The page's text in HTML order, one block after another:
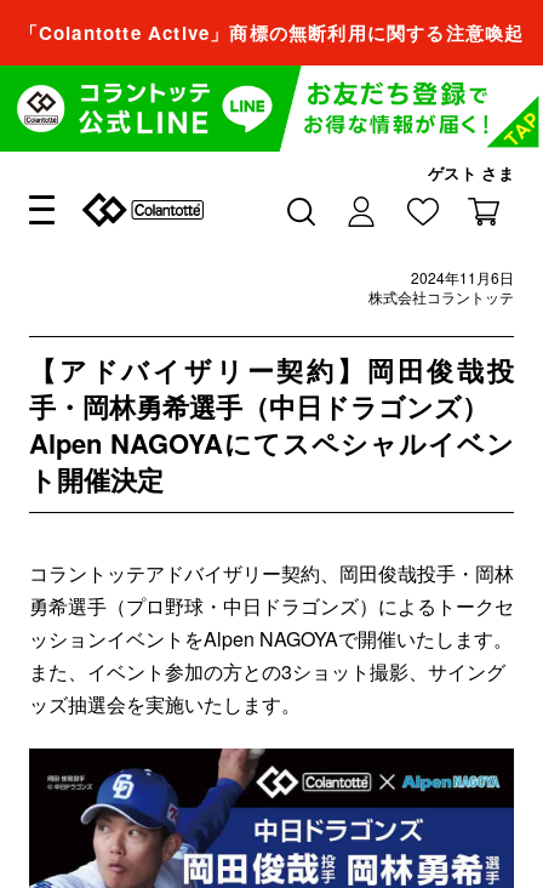
「Colantotte Active」商標の無断利用に関する注意喚起
ゲスト さま
会員登録／ログイン
会員登録すれば、
商品をお気に入り登録できるようになります。
会員登録／ログイン
2024年11月6日
株式会社コラントッテ
【アドバイザリー契約】岡田俊哉投
手・岡林勇希選手（中日ドラゴンズ）
Alpen NAGOYAにてスペシャルイベン
ト開催決定
コラントッテアドバイザリー契約、岡田俊哉投手・岡林
勇希選手（プロ野球・中日ドラゴンズ）によるトークセ
ッションイベントをAlpen NAGOYAで開催いたします。
また、イベント参加の方との3ショット撮影、サイング
ッズ抽選会を実施いたします。